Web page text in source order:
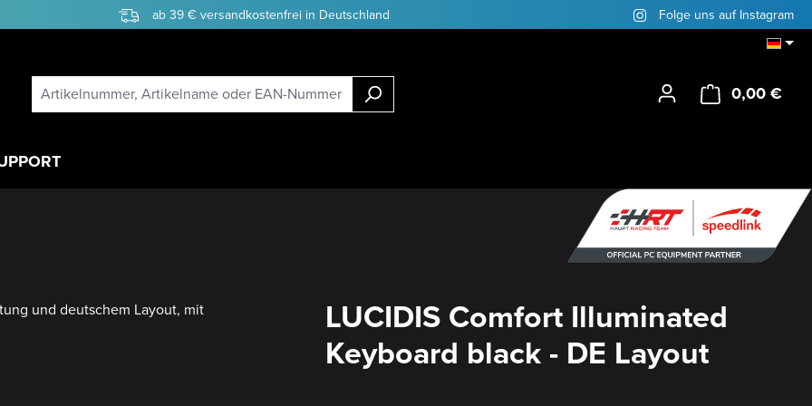
ab 39 € versandkostenfrei in Deutschland Folge uns auf Instagram
0,00 €
LUCIDIS Comfort Illuminated
Keyboard black - DE Layout